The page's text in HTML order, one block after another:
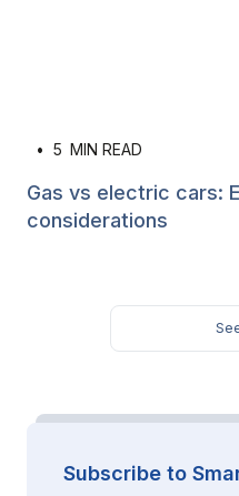
• 5 MIN READ
Gas vs electric cars:
considerations
Subscribe to